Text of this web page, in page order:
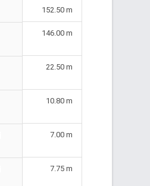
152.50 m
146.00 m
22.50 m
10.80 m
7.00 m
7.75 m